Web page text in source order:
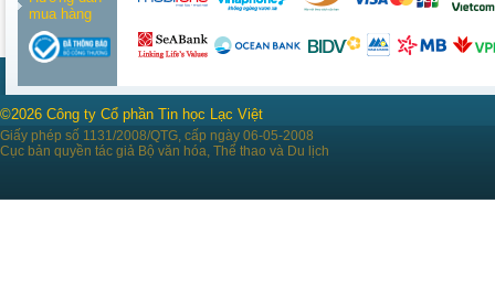
mua hàng
©2026 Công ty Cổ phần Tin học Lạc Việt
Giấy phép số 1131/2008/QTG, cấp ngày 06-05-2008
Cục bản quyền tác giả Bộ văn hóa, Thể thao và Du lịch